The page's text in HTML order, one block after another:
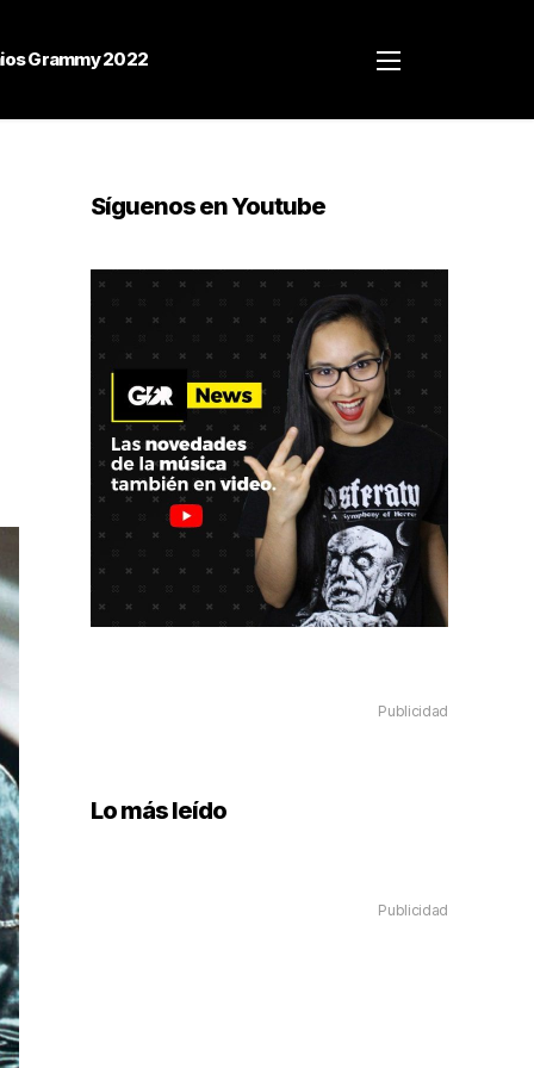
Grammy 2022
Síguenos en Youtube
Publicidad
Lo más leído
Publicidad